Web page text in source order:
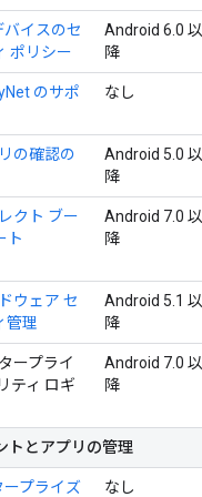
バイスのセ
ポリシー
Android 6.0 以
降
のサポ
なし
の確認の
Android 5.0 以
降
クト ブー
ト
Android 7.0 以
降
ウェア セ
管理
Android 5.1 以
降
ープライ
ティ ロギ
Android 7.0 以
降
トとアプリの管理
ープライズ
なし